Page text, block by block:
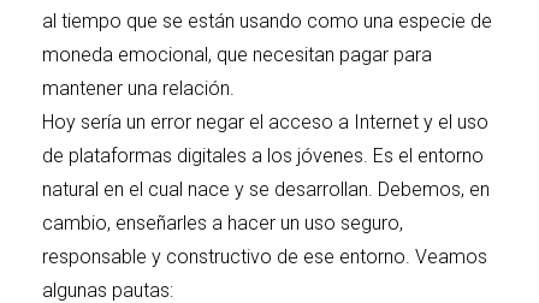
al tiempo que se están usando como una especie de
moneda emocional, que necesitan pagar para
mantener una relación.
Hoy sería un error negar el acceso a Internet y el uso
de plataformas digitales a los jóvenes. Es el entorno
natural en el cual nace y se desarrollan. Debemos, en
cambio, enseñarles a hacer un uso seguro,
responsable y constructivo de ese entorno. Veamos
algunas pautas: